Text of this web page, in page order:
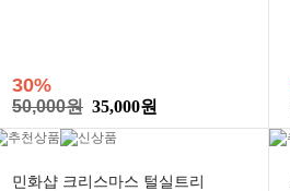
30%
50,000원 35,000원
민화샵 크리스마스 털실트리